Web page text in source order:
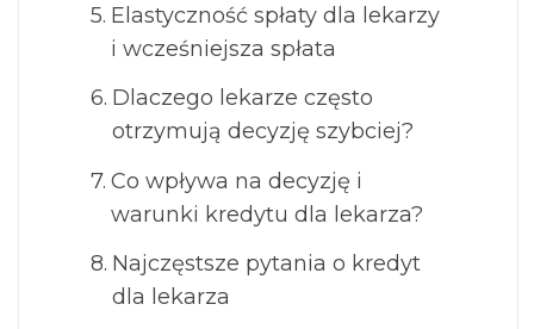
Elastyczność spłaty dla lekarzy
i wcześniejsza spłata
Dlaczego lekarze często
otrzymują decyzję szybciej?
Co wpływa na decyzję i
warunki kredytu dla lekarza?
Najczęstsze pytania o kredyt
dla lekarza